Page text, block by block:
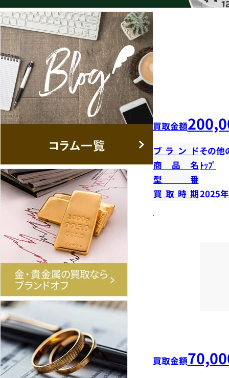
買取金額
ブランドその他
商品名 ﾄｯﾌﾟ
型番
買取時期2025
買取金額